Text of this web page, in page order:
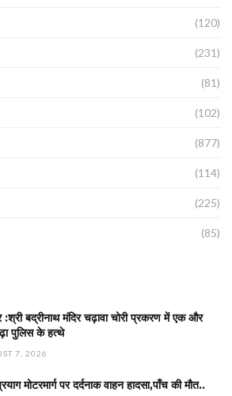
(120)
(231)
(81)
(102)
(877)
(114)
(225)
(85)
बद्रीनाथ मंदिर चढ़ावा चोरी प्रकरण में एक और
पुलिस के हत्थे
7, 2026
मोटरमार्ग पर दर्दनाक वाहन हादसा,पाँच की मौत..